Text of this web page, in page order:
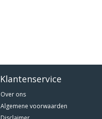
Klantenservice
Over ons
Algemene voorwaarden